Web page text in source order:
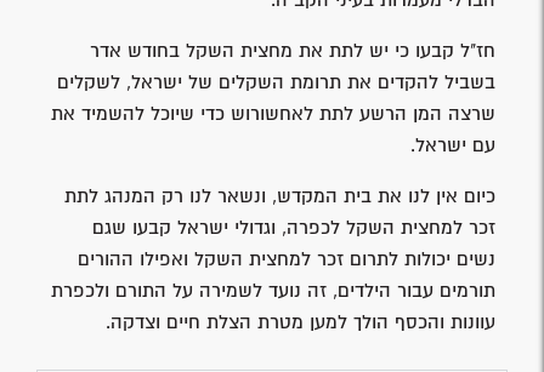
חז"ל קבעו כי יש לתת את מחצית השקל בחודש אדר
בשביל להקדים את תרומת השקלים של ישראל, לשקלים
שרצה המן הרשע לתת לאחשורוש כדי שיוכל להשמיד את
עם ישראל.
כיום אין לנו את בית המקדש, ונשאר לנו רק המנהג לתת
זכר למחצית השקל לכפרה, וגדולי ישראל קבעו שגם
נשים יכולות לתרום זכר למחצית השקל ואפילו ההורים
תורמים עבור הילדים, זה נועד לשמירה על התורם ולכפרת
עוונות והכסף הולך למען מטרת הצלת חיים וצדקה.